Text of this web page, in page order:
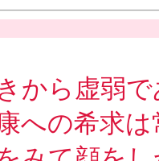
から虚弱
への希求